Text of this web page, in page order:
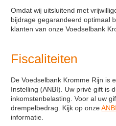
Omdat wij uitsluitend met
bijdrage gegarandeerd optimaal
klanten van onze Voedselbank
Fiscaliteiten
De Voedselbank Kromme Rijn is
Instelling (ANBI). Uw privé gift is
inkomstenbelasting. Voor al uw
drempelbedrag. Kijk op onze
informatie.